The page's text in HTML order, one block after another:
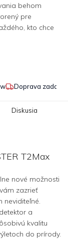
behom
pre
kto chce
Doprava
Diskusia
T2Max
nové možnosti
zazrieť
a
kvalitu
do prírody.